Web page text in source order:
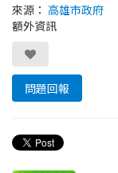
來源： 高雄市政府
額外資訊
問題回報